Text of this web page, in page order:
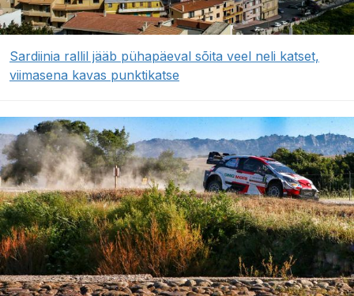
Sardiinia rallil jääb pühapäeval sõita veel neli katset,
viimasena kavas punktikatse